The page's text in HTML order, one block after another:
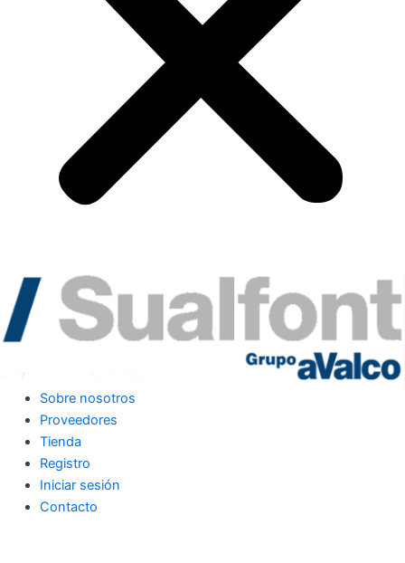
Sobre nosotros
Proveedores
Tienda
Registro
Iniciar sesión
Contacto